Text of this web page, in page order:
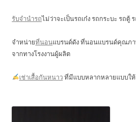
รับจำนำรถไม่ว่าจะเป็นรถเก๋ง รถกระบะ รถตู้
จำหน่ายที่นอนแบรนด์ดัง ที่นอนแบรนด์คุณภ
จากทางโรงงานผู้ผลิต
เช่าเสื้อกันหนาวที่มีแบบหลากหลายแบบให้